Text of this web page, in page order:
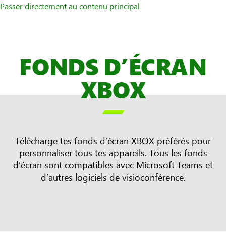
Passer directement au contenu principal
FONDS D’ÉCRAN
XBOX

Télécharge tes fonds d’écran XBOX préférés pour
personnaliser tous tes appareils. Tous les fonds
d’écran sont compatibles avec Microsoft Teams et
d’autres logiciels de visioconférence.